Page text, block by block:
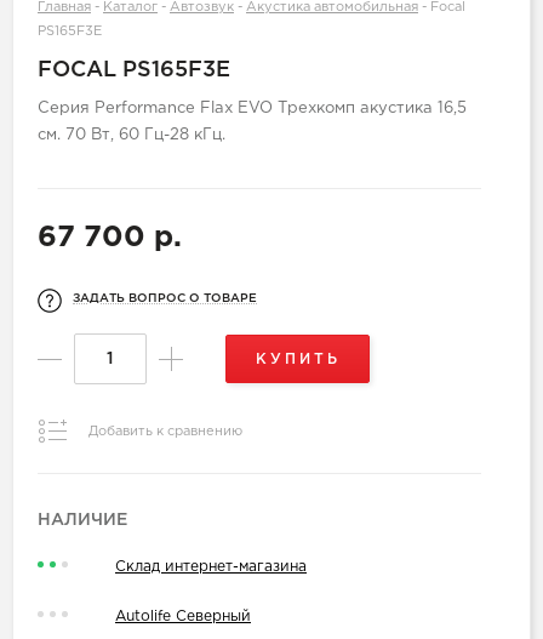
Главная - Каталог - Автозвук - Акустика автомобильная - Focal
PS165F3E
FOCAL PS165F3E
Серия Performance Flax EVO Трехкомп акустика 16,5
см. 70 Вт, 60 Гц-28 кГц.
67 700 р.
ЗАДАТЬ ВОПРОС О ТОВАРЕ
КУПИТЬ
Добавить к сравнению
НАЛИЧИЕ
Склад интернет-магазина
Autolife Северный